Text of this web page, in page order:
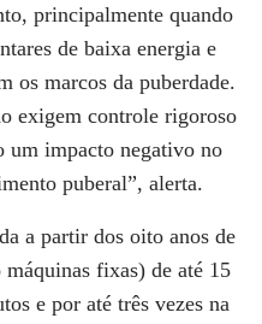
principalmente quando
de baixa energia e
os marcos da puberdade.
exigem controle rigoroso
um impacto negativo no
puberal”, alerta.
a partir dos oito anos de
fixas) de até 15
e por até três vezes na